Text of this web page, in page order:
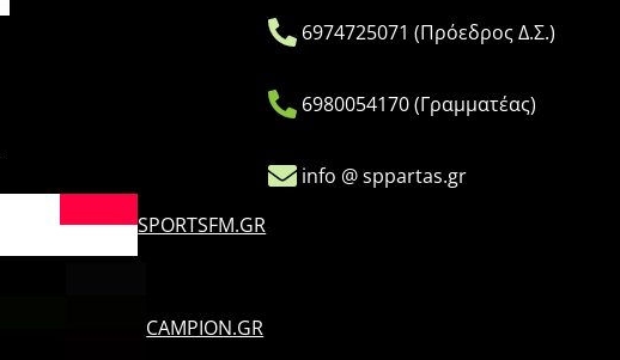
SPORTSFM.GR
CAMPION.GR
6974725071 (Πρόεδρος Δ.Σ.)
6980054170 (Γραμματέας)
info @ sppartas.gr